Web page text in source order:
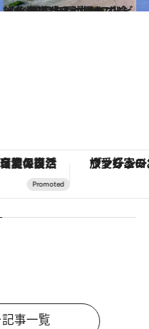
2021.12.31
《北海道から沖縄まで》 ビーチの達人が思わず唸った 2021年国内ベストビーチ10選！
旅＆お出かけ
「大事なのは地域の意識を変えること」。ロレックス賞受賞の自然保護活動家が実現させたナイジェリアの自然環境の復活 ヴァシュロン・コンスタンタ
事一覧